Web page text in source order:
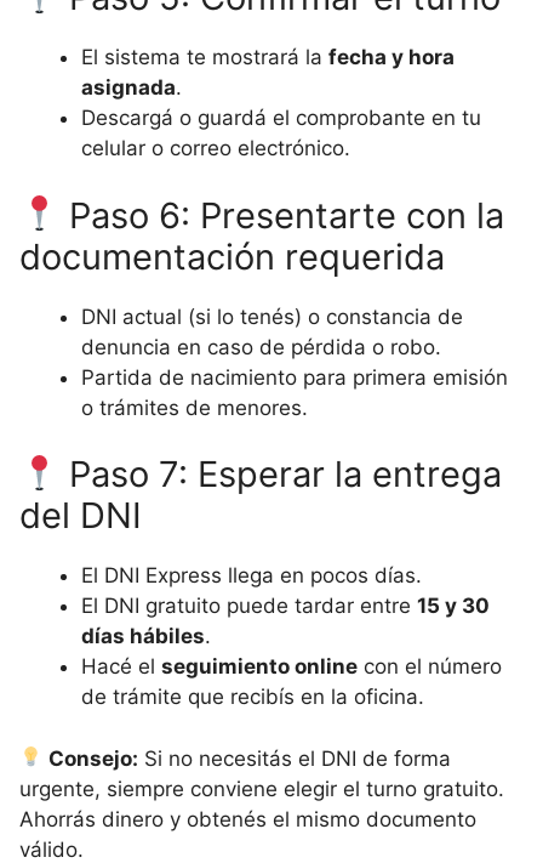
El sistema te mostrará la fecha y hora
asignada.
Descargá o guardá el comprobante en tu
celular o correo electrónico.
Paso 6: Presentarte con la
documentación requerida
DNI actual (si lo tenés) o constancia de
denuncia en caso de pérdida o robo.
Partida de nacimiento para primera emisión
o trámites de menores.
Paso 7: Esperar la entrega
del DNI
El DNI Express llega en pocos días.
El DNI gratuito puede tardar entre 15 y 30
días hábiles.
Hacé el seguimiento online con el número
de trámite que recibís en la oficina.
Consejo: Si no necesitás el DNI de forma
urgente, siempre conviene elegir el turno gratuito.
Ahorrás dinero y obtenés el mismo documento
válido.